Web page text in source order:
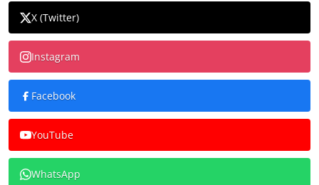
X (Twitter)
Instagram
Facebook
YouTube
WhatsApp